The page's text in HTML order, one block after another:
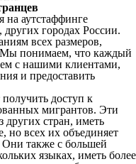
аутстаффинге
городах России.
всех размеров,
Мы понимаем, что каждый
с нашими клиентами,
и предоставить
доступ к
мигрантов. Эти
других стран, иметь
но всех их объединяет
Они также с большей
языках, иметь более